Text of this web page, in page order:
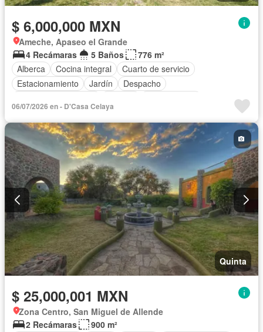
$ 6,000,000 MXN
Ameche, Apaseo el Grande
4 Recámaras
5 Baños
776 m²
Alberca
Cocina integral
Cuarto de servicio
Estacionamiento
Jardín
Despacho
06/07/2026 en - D'Casa Celaya
Quinta
$ 25,000,001 MXN
Zona Centro, San Miguel de Allende
2 Recámaras
900 m²